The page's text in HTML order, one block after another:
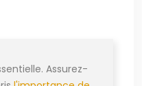
Assurez-